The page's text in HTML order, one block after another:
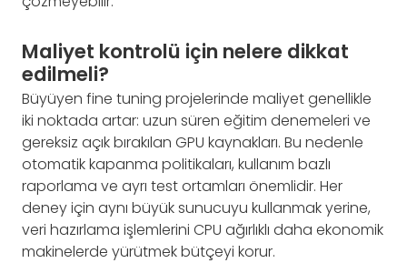
Maliyet kontrolü için nelere dikkat
edilmeli?
Büyüyen fine tuning projelerinde maliyet genellikle
iki noktada artar: uzun süren eğitim denemeleri ve
gereksiz açık bırakılan GPU kaynakları. Bu nedenle
otomatik kapanma politikaları, kullanım bazlı
raporlama ve ayrı test ortamları önemlidir. Her
deney için aynı büyük sunucuyu kullanmak yerine,
veri hazırlama işlemlerini CPU ağırlıklı daha ekonomik
makinelerde yürütmek bütçeyi korur.